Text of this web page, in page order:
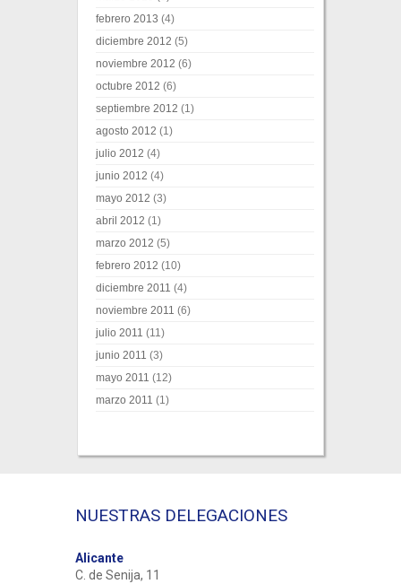
febrero 2013 (4)
diciembre 2012 (5)
noviembre 2012 (6)
octubre 2012 (6)
septiembre 2012 (1)
agosto 2012 (1)
julio 2012 (4)
junio 2012 (4)
mayo 2012 (3)
abril 2012 (1)
marzo 2012 (5)
febrero 2012 (10)
diciembre 2011 (4)
noviembre 2011 (6)
julio 2011 (11)
junio 2011 (3)
mayo 2011 (12)
marzo 2011 (1)
NUESTRAS DELEGACIONES
Alicante
C. de Senija, 11